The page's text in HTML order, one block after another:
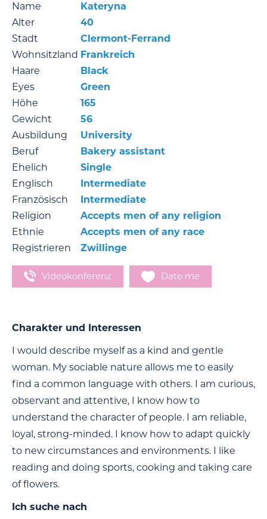
Name
Kateryna
Alter
40
Stadt
Clermont-Ferrand
Wohnsitzland Frankreich
Haare
Black
Eyes
Green
Höhe
165
Gewicht
56
Ausbildung
University
Beruf
Bakery assistant
Ehelich
Single
Englisch
Intermediate
Französisch
Intermediate
Religion
Accepts men of any religion
Ethnie
Accepts men of any race
Registrieren
Zwillinge
Videokonferenz Date me
Charakter und Interessen
I would describe myself as a kind and gentle
woman. My sociable nature allows me to easily
find a common language with others. I am curious,
observant and attentive, I know how to
understand the character of people. I am reliable,
loyal, strong-minded. I know how to adapt quickly
to new circumstances and environments. I like
reading and doing sports, cooking and taking care
of flowers.
Ich suche nach